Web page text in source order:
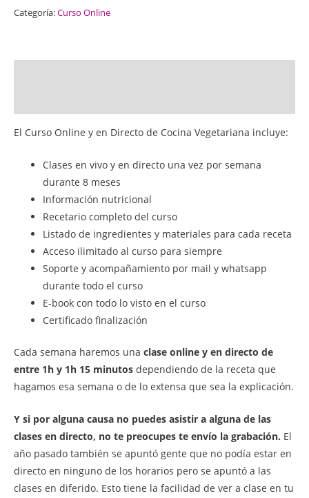
Categoría:Curso Online
El Curso Online y en Directo de Cocina Vegetariana incluye:
Clases en vivo y en directo una vez por semana
durante 8 meses
Información nutricional
Recetario completo del curso
Listado de ingredientes y materiales para cada receta
Acceso ilimitado al curso para siempre
Soporte y acompañamiento por mail y whatsapp
durante todo el curso
E-book con todo lo visto en el curso
Certificado finalización
Cada semana haremos una clase online y en directo de
entre 1h y 1h 15 minutos dependiendo de la receta que
hagamos esa semana o de lo extensa que sea la explicación.
Y si por alguna causa no puedes asistir a alguna de las
clases en directo, no te preocupes te envío la grabación. El
año pasado también se apuntó gente que no podía estar en
directo en ninguno de los horarios pero se apuntó a las
clases en diferido. Esto tiene la facilidad de ver a clase en tu